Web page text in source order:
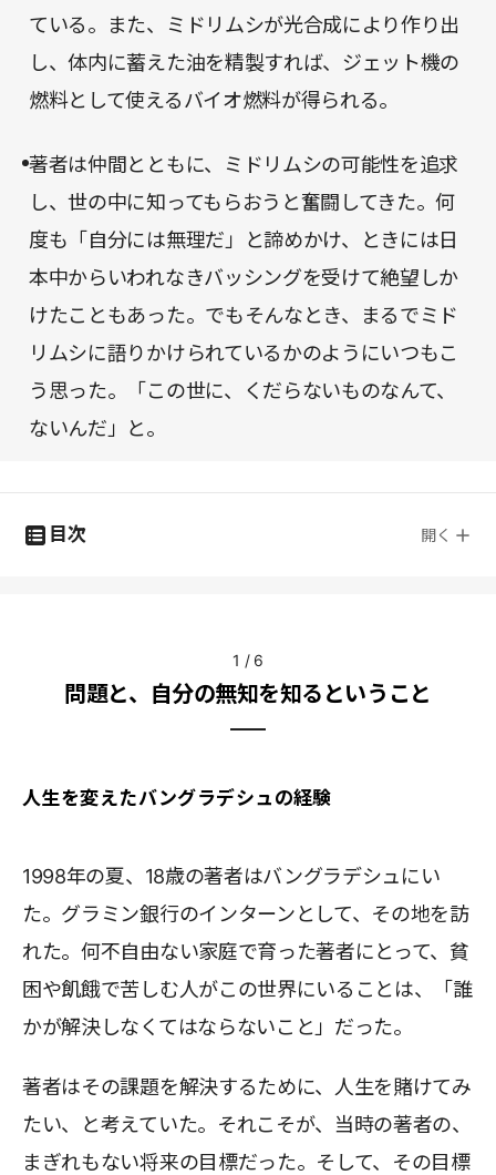
シという語感の異質さ、及びライブドア関連銘柄と
して世間から誤解され続け、数年間全く日の目を見
なかった。それを乗り越え、会社を成長させてきて
ている。また、ミドリムシが光合成により作り出
し、体内に蓄えた油を精製すれば、ジェット機の
燃料として使えるバイオ燃料が得られる。
著者は仲間とともに、ミドリムシの可能性を追求
し、世の中に知ってもらおうと奮闘してきた。何
度も「自分には無理だ」と諦めかけ、ときには日
本中からいわれなきバッシングを受けて絶望しか
けたこともあった。でもそんなとき、まるでミド
リムシに語りかけられているかのようにいつもこ
う思った。「この世に、くだらないものなんて、
ないんだ」と。
目次 開く
1 / 6
問題と、自分の無知を知るということ
人生を変えたバングラデシュの経験
1998年の夏、18歳の著者はバングラデシュにい
た。グラミン銀行のインターンとして、その地を訪
れた。何不自由ない家庭で育った著者にとって、貧
困や飢餓で苦しむ人がこの世界にいることは、「誰
かが解決しなくてはならないこと」だった。
著者はその課題を解決するために、人生を賭けてみ
たい、と考えていた。それこそが、当時の著者の、
まぎれもない将来の目標だった。そして、その目標